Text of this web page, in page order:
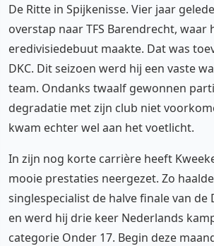
De Ritte in Spijkenisse. Vier jaar
overstap naar TFS Barendrecht, waar
eredivisiedebuut maakte. Dat was
DKC. Dit seizoen werd hij een vaste
team. Ondanks twaalf gewonnen
degradatie met zijn club niet
kwam echter wel aan het voetlicht.
In zijn nog korte carrière heeft
mooie prestaties neergezet. Zo
singlespecialist de halve finale van de
en werd hij drie keer Nederlands
categorie Onder 17. Begin deze